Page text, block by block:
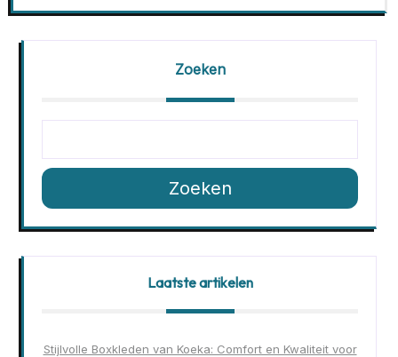
Zoeken
Zoeken
Laatste artikelen
Stijlvolle Boxkleden van Koeka: Comfort en Kwaliteit voor